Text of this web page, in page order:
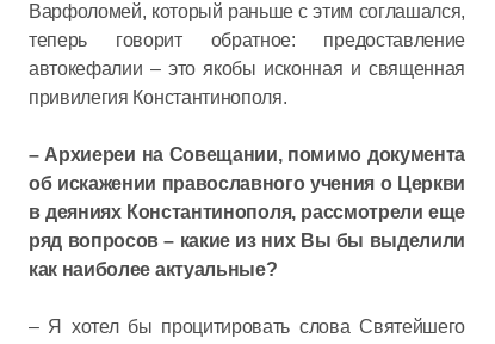
Варфоломей, который раньше с этим соглашался,
теперь говорит обратное: предоставление
автокефалии – это якобы исконная и священная
привилегия Константинополя.
– Архиереи на Совещании, помимо документа
об искажении православного учения о Церкви
в деяниях Константинополя, рассмотрели еще
ряд вопросов – какие из них Вы бы выделили
как наиболее актуальные?
– Я хотел бы процитировать слова Святейшего